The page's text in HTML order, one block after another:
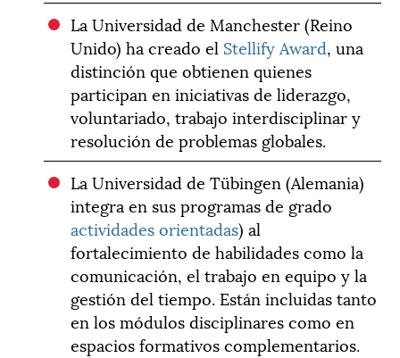
La Universidad de Manchester (Reino
Unido) ha creado el Stellify Award, una
distinción que obtienen quienes
participan en iniciativas de liderazgo,
voluntariado, trabajo interdisciplinar y
resolución de problemas globales.
La Universidad de Tübingen (Alemania)
integra en sus programas de grado
actividades orientadas) al
fortalecimiento de habilidades como la
comunicación, el trabajo en equipo y la
gestión del tiempo. Están incluidas tanto
en los módulos disciplinares como en
espacios formativos complementarios.